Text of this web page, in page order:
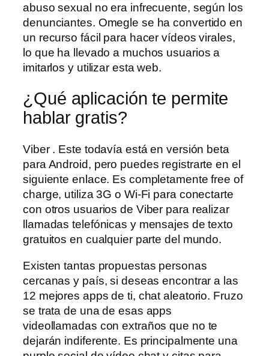
abuso sexual no era infrecuente, según los
denunciantes. Omegle se ha convertido en
un recurso fácil para hacer vídeos virales,
lo que ha llevado a muchos usuarios a
imitarlos y utilizar esta web.
¿Qué aplicación te permite
hablar gratis?
Viber . Este todavía está en versión beta
para Android, pero puedes registrarte en el
siguiente enlace. Es completamente free of
charge, utiliza 3G o Wi-Fi para conectarte
con otros usuarios de Viber para realizar
llamadas telefónicas y mensajes de texto
gratuitos en cualquier parte del mundo.
Existen tantas propuestas personas
cercanas y país, si deseas encontrar a las
12 mejores apps de ti, chat aleatorio. Fruzo
se trata de una de esas apps
videollamadas con extraños que no te
dejarán indiferente. Es principalmente una